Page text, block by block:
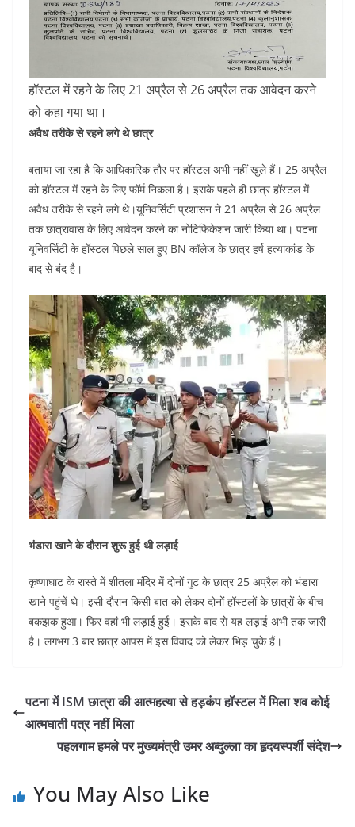
हॉस्टल में रहने के लिए 21 अप्रैल से 26 अप्रैल तक आवेदन करने
को कहा गया था।
अवैध तरीके से रहने लगे थे छात्र
बताया जा रहा है कि आधिकारिक तौर पर हॉस्टल अभी नहीं खुले हैं। 25 अप्रैल
को हॉस्टल में रहने के लिए फॉर्म निकला है। इसके पहले ही छात्र हॉस्टल में
अवैध तरीके से रहने लगे थे।यूनिवर्सिटी प्रशासन ने 21 अप्रैल से 26 अप्रैल
तक छात्रावास के लिए आवेदन करने का नोटिफिकेशन जारी किया था। पटना
यूनिवर्सिटी के हॉस्टल पिछले साल हुए BN कॉलेज के छात्र हर्ष हत्याकांड के
बाद से बंद है।
भंडारा खाने के दौरान शुरू हुई थी लड़ाई
कृष्णाघाट के रास्ते में शीतला मंदिर में दोनों गुट के छात्र 25 अप्रैल को भंडारा
खाने पहुंचें थे। इसी दौरान किसी बात को लेकर दोनों हॉस्टलों के छात्रों के बीच
बकझक हुआ। फिर वहां भी लड़ाई हुई। इसके बाद से यह लड़ाई अभी तक जारी
है। लगभग 3 बार छात्र आपस में इस विवाद को लेकर भिड़ चुके हैं।
पटना में ISM छात्रा की आत्महत्या से हड़कंप हॉस्टल में मिला शव कोई
आत्मघाती पत्र नहीं मिला
पहलगाम हमले पर मुख्यमंत्री उमर अब्दुल्ला का हृदयस्पर्शी संदेश
You May Also Like